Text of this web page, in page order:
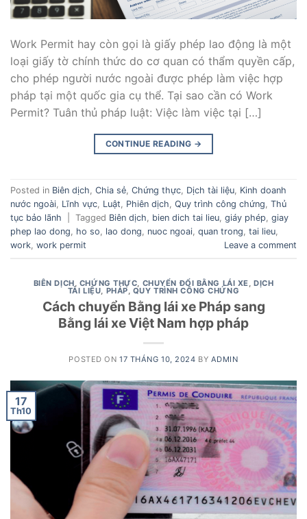
Work Permit hay còn gọi là giấy phép lao động là một
loại giấy tờ chính thức do cơ quan có thẩm quyền cấp,
cho phép người nước ngoài được phép làm việc hợp
pháp tại một quốc gia cụ thể. Tại sao cần có Work
Permit? Tuân thủ pháp luật: Việc làm việc tại […]
CONTINUE READING →
Posted in Biên dịch, Chia sẻ, Chứng thực, Dịch tài liệu, Kinh doanh
nước ngoài, Lĩnh vực, Luật, Phiên dịch, Quy trình công chứng, Thủ
tục bảo lãnh
Tagged Biên dịch, bien dich tai lieu, giáy phép, giay
phep lao dong, ho so, lao dong, nuoc ngoai, quan trong, tai lieu,
work, work permit Leave a comment
BIÊN DỊCH CHỨNG THỰC CHUYỂN ĐỔI BẰNG LÁI XE ,DỊCH
TÀI LIỆU PHÁP QUY TRÌNH CÔNG CHỨNG
Cách chuyển Bằng lái xe Pháp sang
Bằng lái xe Việt Nam hợp pháp
POSTED ON 17 THÁNG 10, 2024 BY ADMIN
17
Th10